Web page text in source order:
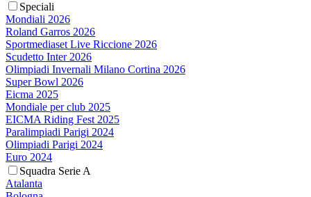
Speciali
Mondiali 2026
Roland Garros 2026
Sportmediaset Live Riccione 2026
Scudetto Inter 2026
Olimpiadi Invernali Milano Cortina 2026
Super Bowl 2026
Eicma 2025
Mondiale per club 2025
EICMA Riding Fest 2025
Paralimpiadi Parigi 2024
Olimpiadi Parigi 2024
Euro 2024
Squadra Serie A
Atalanta